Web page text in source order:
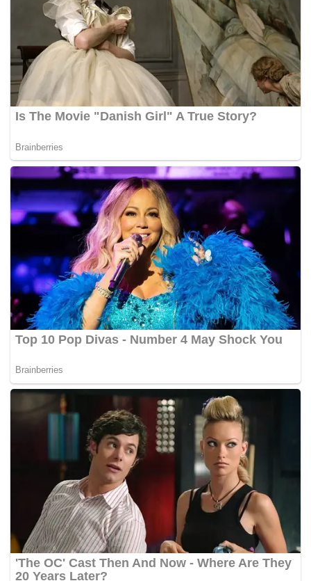
Bagi tuduhan pertama, beliau didakwa menggunakan
kedudukannya mendapatkan suapan berjumlah
RM60,629,839.43 di AmIslamic Bank Berhad, Cawangan
Jalan Raja Chulan, di sini, antara 24 Februari 2011 hingga
14 Jun 2011.
Bagi tuduhan kedua, Najib didakwa menggunakan
tempat sama antara 31 Oktober 2012 hingga 20 November
2012, manakala tuduhan ketiga dan keempat, dia didakwa
menggunakan kedudukannya bagi mendapatkan suapan
RM2,081,476,926 dan RM49,930,985.70.
Ahli Parlimen Pekan itu turut berdepan 21 pertuduhan
pengubahan wang haram mengikut Akta Pencegahan
Pengubahan Wang Haram, Pencegahan Pembiayaan
Keganasan dan Hasil Daripada Aktiviti Haram 2001,
membabitkan dana 1MDB berjumlah RM2.28 bilion. –
Sinar Harian